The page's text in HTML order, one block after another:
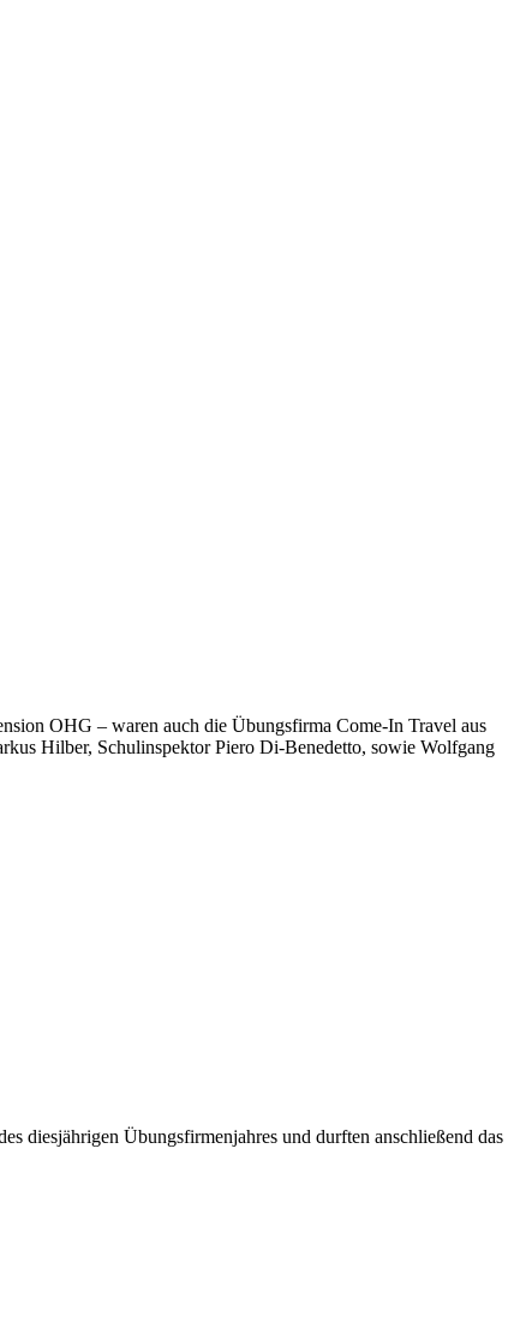
OHG – waren auch die Übungsfirma Come-In Travel aus
Hilber, Schulinspektor Piero Di-Benedetto, sowie Wolfgang
diesjährigen Übungsfirmenjahres und durften anschließend das